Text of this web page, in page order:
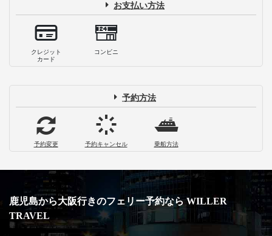
お支払い方法
クレジット
カード
コンビニ
予約方法
予約変更 予約キャンセル 乗船方法
鹿児島から大阪行きのフェリー予約なら WILLER
TRAVEL